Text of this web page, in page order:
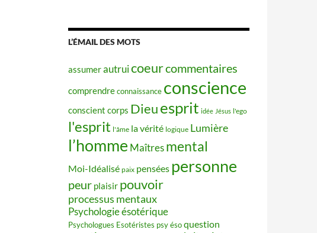
L’ÉMAIL DES MOTS
assumerautruicoeurcommentaires
comprendreconnaissance conscience
conscient corps Dieuesprit idée Jésus l'ego
l'esprit l'âme la vérité logique Lumière
l’homme Maîtres mental
Moi-Idéalisé paix pensées personne
peur plaisir pouvoir
processus mentaux
Psychologie ésotérique
Psychologues Esotéristes psy ésoquestion